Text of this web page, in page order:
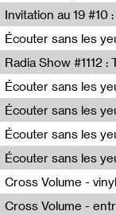
Nathalie Lacroix
Invitation au 19 #10
19, CRAC
Écouter sans les
Feriel Boushaki
Écouter sans les
Bettina Samson
Écouter sans les
Valentine Branca
Liza Maignan,Elodie
Esther Meunier
Cross Volume -
Cross Volume -